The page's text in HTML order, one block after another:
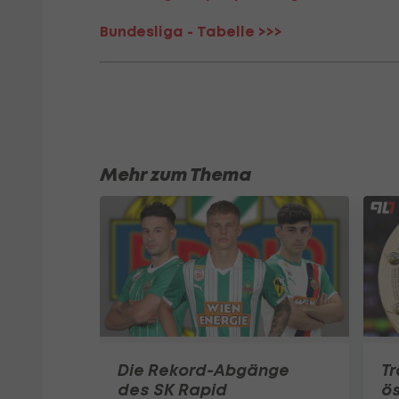
Bundesliga - Tabelle >>>
Mehr zum Thema
Die Rekord-Abgänge
des SK Rapid